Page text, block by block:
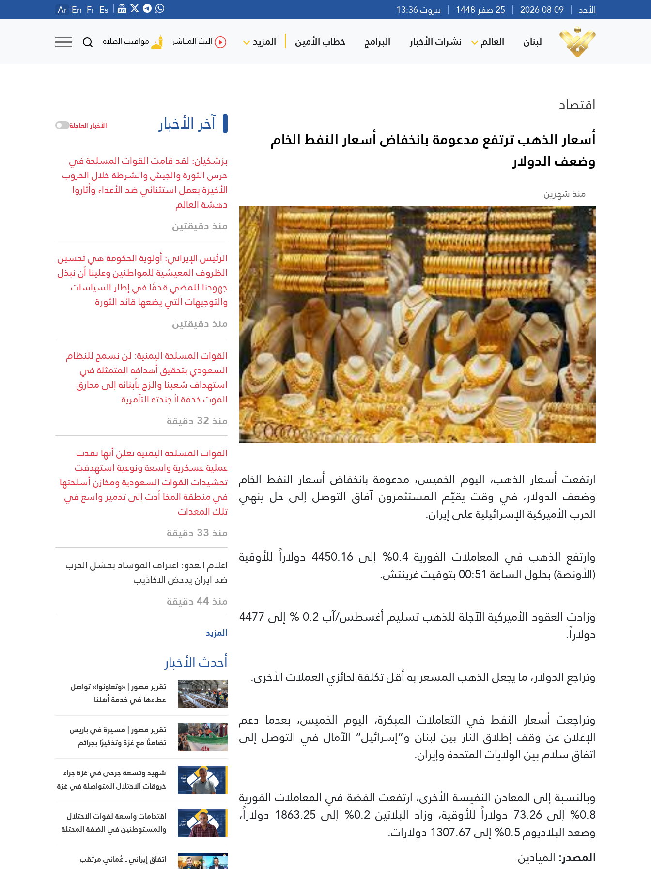
الأحد بيروت 13:36 Ar En Fr Es
لبنان العالم نشرات الأخبار البرامج خطاب الأمين المزيد البث المباشر مواقيت الصلاة
اقتصاد
أسعار الذهب ترتفع مدعومة بانخفاض أسعار النفط الخام
وضعف الدولار
منذ شهرين
ارتفعت أسعار الذهب، اليوم الخميس، مدعومة بانخفاض أسعار النفط الخام
وضعف الدولار، في وقت يقيّم المستثمرون آفاق التوصل ‌إلى حل ينهي
الحرب الأميركية الإسرائيلية على إيران.
وارتفع الذهب في المعاملات الفورية 0.4% إلى 4450.16 دولاراً للأوقية
(الأونصة) بحلول الساعة 00:51 بتوقيت غرينتش.
وزادت العقود الأميركية الآجلة للذهب تسليم أغسطس/آب 0.2 % إلى 4477
دولاراً.
وتراجع الدولار، ما يجعل الذهب المسعر به أقل تكلفة لحائزي العملات الأخرى.
وتراجعت أسعار النفط في التعاملات المبكرة، اليوم الخميس، بعدما دعم
الإعلان عن وقف إطلاق النار بين لبنان و”إسرائيل” الآمال في ⁠التوصل إلى
اتفاق سلام بين الولايات المتحدة وإيران.
وبالنسبة إلى المعادن النفيسة الأخرى، ارتفعت الفضة في المعاملات الفورية
⁠0.8% إلى 73.26 دولاراً للأوقية، وزاد البلاتين 0.2% إلى 1863.25 دولاراً،
وصعد البلاديوم 0.5% إلى 1307.67 دولارات.
المصدر: الميادين
آخر الأخبار الأخبار العاجلة
بزشكيان: لقد قامت القوات المسلحة في
حرس الثورة والجيش والشرطة خلال الحروب
الأخيرة بعمل استثنائي ضد الأعداء وأثاروا
دهشة العالم
منذ دقيقتين
الرئيس الإيراني: أولوية الحكومة هي تحسين
الظروف المعيشية للمواطنين وعلينا أن نبذل
جهودنا للمضي قدمًا في إطار السياسات
والتوجيهات التي يضعها قائد الثورة
منذ دقيقتين
القوات المسلحة اليمنية: لن نسمح للنظام
السعودي بتحقيق أهدافه المتمثلة في
استهداف شعبنا والزج بأبنائه إلى محارق
الموت خدمة لأجندته التآمرية
منذ 32 دقيقة
القوات المسلحة اليمنية تعلن أنها نفذت
عملية عسكرية واسعة ونوعية استهدفت
تحشيدات القوات السعودية ومخازن أسلحتها
في منطقة المخا أدت إلى تدمير واسع في
تلك المعدات
منذ 33 دقيقة
اعلام العدو: اعتراف الموساد بفشل الحرب
ضد ايران يدحض الاكاذيب
منذ 44 دقيقة
المزيد
أحدث الأخبار
تقرير مصور | «وتعاونوا» تواصل
عطاءها في خدمة أهلنا
تقرير مصور | مسيرة في باريس
تضامنًا مع غزة وتذكيرًا بجرائم
شهيد وتسعة جرحى في غزة جراء
خروقات الاحتلال المتواصلة في غزة
اقتحامات واسعة لقوات الاحتلال
والمستوطنين في الضفة المحتلة
اتفاق إيراني ـ عُماني مرتقب